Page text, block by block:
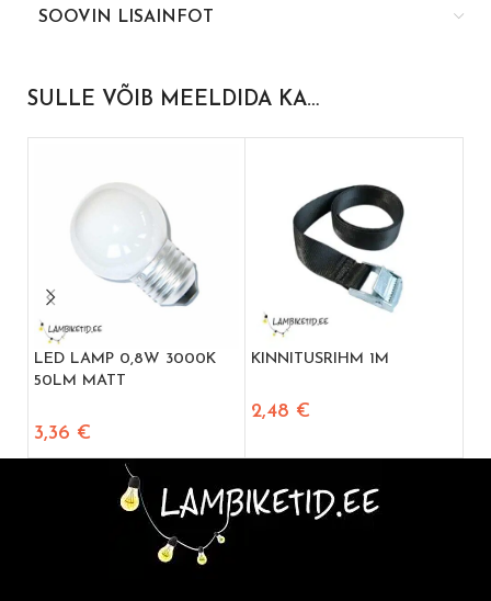
SOOVIN LISAINFOT
SULLE VÕIB MEELDIDA KA…
LED LAMP 0,8W 3000K
50LM MATT
3,36 €
KINNITUSRIHM 1M
2,48 €